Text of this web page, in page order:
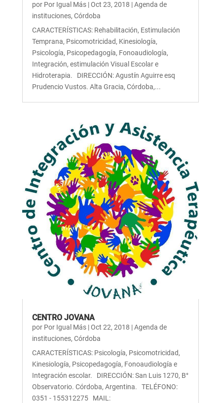
por Por Igual Más|Oct 23, 2018 |Agenda de
instituciones, Córdoba
CARACTERÍSTICAS: Rehabilitación, Estimulación
Temprana, Psicomotricidad, Kinesiología,
Psicología, Psicopedagogía, Fonoaudiología,
Integración, estimulación Visual Escolar e
Hidroterapia. DIRECCIÓN: Agustín Aguirre esq
Prudencio Vustos. Alta Gracia, Córdoba,...
CENTRO JOVANA
por Por Igual Más|Oct 22, 2018 |Agenda de
instituciones, Córdoba
CARACTERÍSTICAS: Psicología, Psicomotricidad,
Kinesiología, Psicopedagogía, Fonoaudiología e
Integración escolar. DIRECCIÓN: San Luis 1270, B°
Observatorio. Córdoba, Argentina. TELÉFONO:
0351 - 155312275 MAIL: